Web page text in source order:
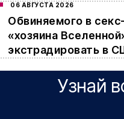
06 АВГУСТА 2026
Обвиняемого в
«хозяина
экстрадировать в
Узнай